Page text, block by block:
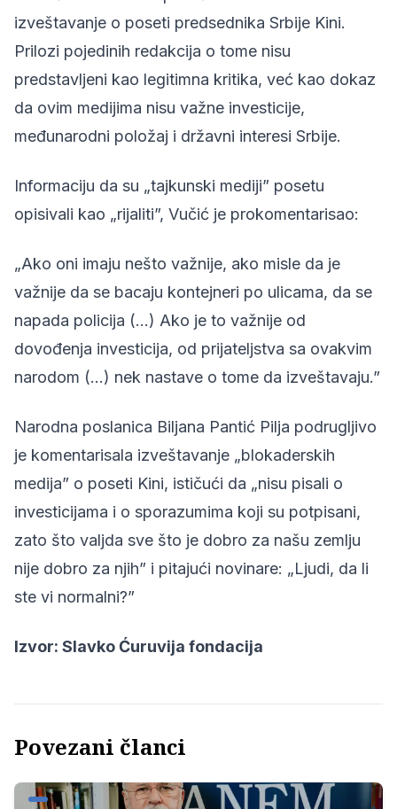
izveštavanje o poseti predsednika Srbije Kini.
Prilozi pojedinih redakcija o tome nisu
predstavljeni kao legitimna kritika, već kao dokaz
da ovim medijima nisu važne investicije,
međunarodni položaj i državni interesi Srbije.
Informaciju da su „tajkunski mediji” posetu
opisivali kao „rijaliti”, Vučić je prokomentarisao:
„Ako oni imaju nešto važnije, ako misle da je
važnije da se bacaju kontejneri po ulicama, da se
napada policija (...) Ako je to važnije od
dovođenja investicija, od prijateljstva sa ovakvim
narodom (...) nek nastave o tome da izveštavaju.”
Narodna poslanica Biljana Pantić Pilja podrugljivo
je komentarisala izveštavanje „blokaderskih
medija” o poseti Kini, ističući da „nisu pisali o
investicijama i o sporazumima koji su potpisani,
zato što valjda sve što je dobro za našu zemlju
nije dobro za njih” i pitajući novinare: „Ljudi, da li
ste vi normalni?”
Izvor: Slavko Ćuruvija fondacija
Povezani članci